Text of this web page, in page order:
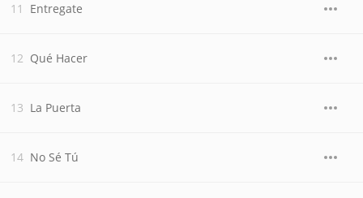
Entregate
Qué Hacer
La Puerta
No Sé Tú